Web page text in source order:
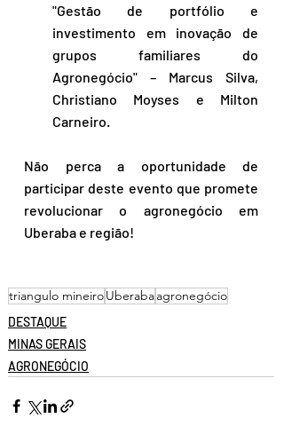
"Gestão de portfólio e
investimento em inovação de
grupos familiares do
Agronegócio" – Marcus Silva,
Christiano Moyses e Milton
Carneiro.
Não perca a oportunidade de
participar deste evento que promete
revolucionar o agronegócio em
Uberaba e região!
triangulo mineiroUberabaagronegócio
DESTAQUE
MINAS GERAIS
AGRONEGÓCIO